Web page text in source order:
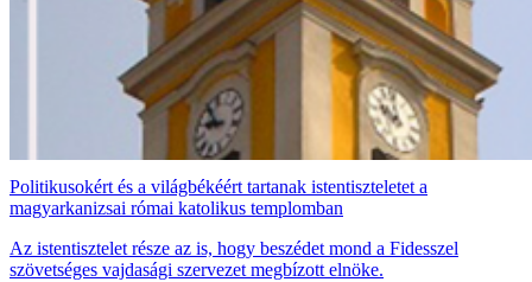
Politikusokért és a világbékéért tartanak istentiszteletet a
magyarkanizsai római katolikus templomban
Az istentisztelet része az is, hogy beszédet mond a Fidesszel
szövetséges vajdasági szervezet megbízott elnöke.